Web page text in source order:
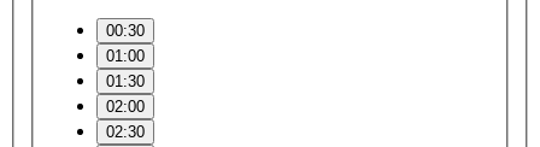
00:30
01:00
01:30
02:00
02:30